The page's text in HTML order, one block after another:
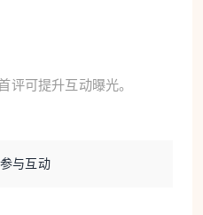
化的交融互鉴，讲述侨批
侨批“银信合一”的独特
评可提升互动曝光。
与互动